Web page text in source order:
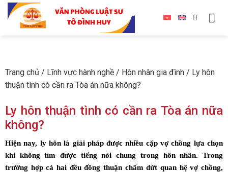
Trang chủ / Lĩnh vực hành nghề / Hôn nhân gia đình / Ly hôn
thuận tình có cần ra Tòa án nữa không?
Ly hôn thuận tình có cần ra Tòa án nữa
không?
Hiện nay, ly hôn là giải pháp được nhiều cặp vợ chồng lựa chọn
khi không tìm được tiếng nói chung trong hôn nhân. Trong
trường hợp cả hai đều đồng thuận chấm dứt quan hệ vợ chồng,